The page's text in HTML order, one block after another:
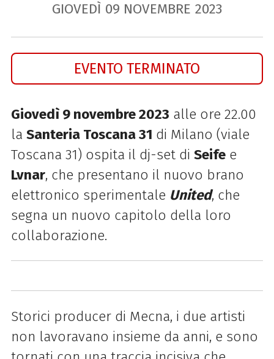
GIOVEDÌ 09 NOVEMBRE 2023
EVENTO TERMINATO
Giovedì 9 novembre 2023 alle ore 22.00
la Santeria Toscana 31 di Milano (viale
Toscana 31) ospita il dj-set di Seifee
Lvnar, che presentano il nuovo brano
elettronico sperimentale United, che
segna un nuovo capitolo della loro
collaborazione.
Storici producer di Mecna, i due artisti
non lavoravano insieme da anni, e sono